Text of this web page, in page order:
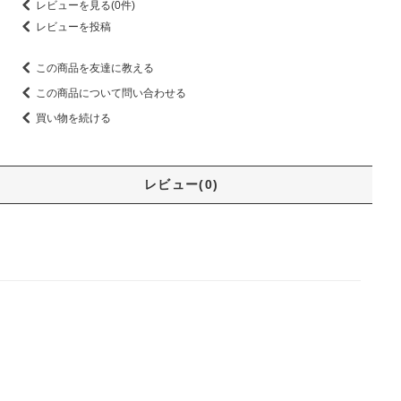
レビューを見る(0件)
レビューを投稿
この商品を友達に教える
この商品について問い合わせる
買い物を続ける
レビュー(0)